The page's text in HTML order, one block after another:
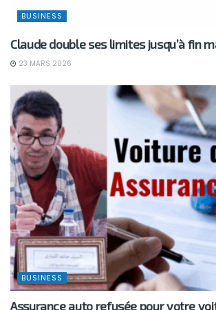
BUSINESS
Claude double ses limites jusqu’à fin
23 MARS 2026
BUSINESS
Assurance auto refusée pour votre